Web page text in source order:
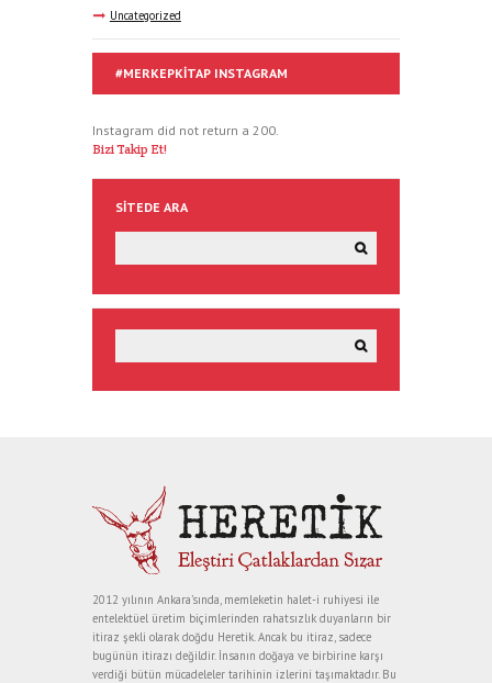
Uncategorized
#MERKEPKITAP INSTAGRAM
Instagram did not return a 200.
Bizi Takip Et!
SITEDE ARA
2012 yılının Ankara’sında, memleketin halet-i ruhiyesi ile
entelektüel üretim biçimlerinden rahatsızlık duyanların bir
itiraz şekli olarak doğdu Heretik. Ancak bu itiraz, sadece
bugünün itirazı değildir. İnsanın doğaya ve birbirine karşı
verdiği bütün mücadeleler tarihinin izlerini taşımaktadır. Bu